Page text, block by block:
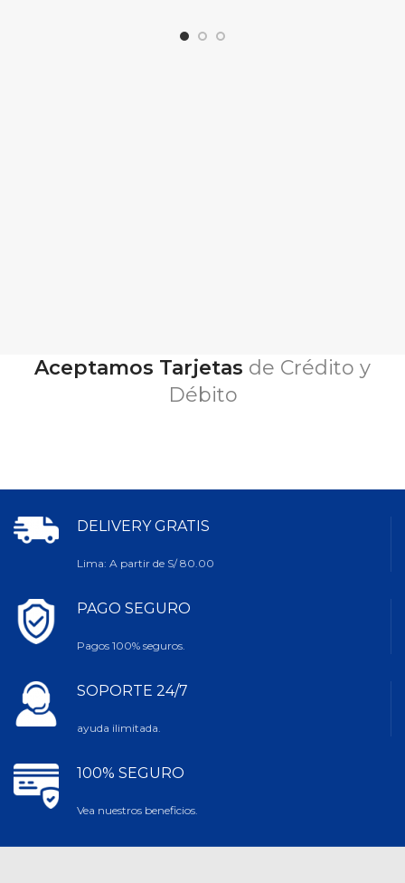
Aceptamos Tarjetas de Crédito y
Débito
DELIVERY GRATIS
Lima: A partir de S/ 80.00
PAGO SEGURO
Pagos 100% seguros.
SOPORTE 24/7
ayuda ilimitada.
100% SEGURO
Vea nuestros beneficios.